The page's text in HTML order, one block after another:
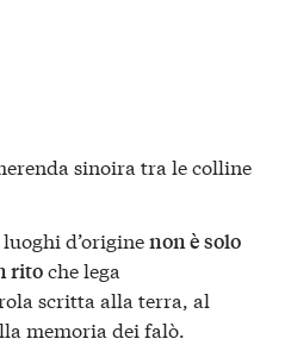
sinoira tra le colline
d’originenon è solo
ritoche lega
scritta alla terra, al
memoria dei falò.